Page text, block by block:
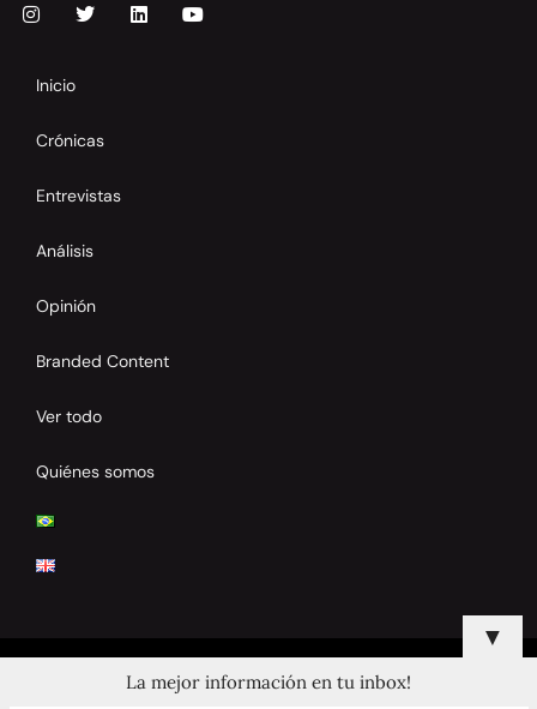
Inicio
Crónicas
Entrevistas
Análisis
Opinión
Branded Content
Ver todo
Quiénes somos
© 2024 Copyrights by Clay Tennis. All Rights Reserved.
▼
La mejor información en tu inbox!